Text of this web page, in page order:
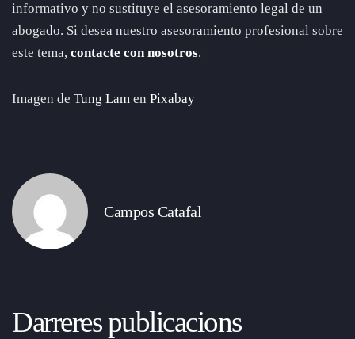
informativo y no sustituye el asesoramiento legal de un
abogado. Si desea nuestro asesoramiento profesional sobre
este tema, contacte con nosotros.
Imagen de Tung Lam en Pixabay
Campos Catafal
Darreres publicacions